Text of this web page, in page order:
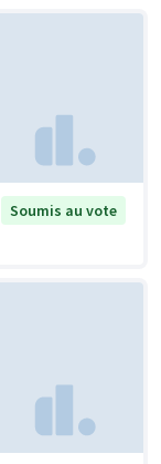
Soumis au vote